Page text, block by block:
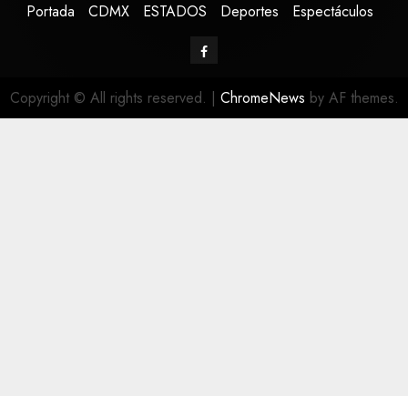
Portada CDMX ESTADOS Deportes Espectáculos
Copyright © All rights reserved. | ChromeNews by AF themes.